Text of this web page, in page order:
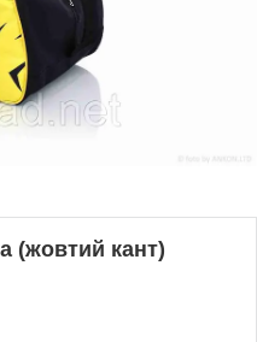
(жовтий кант)